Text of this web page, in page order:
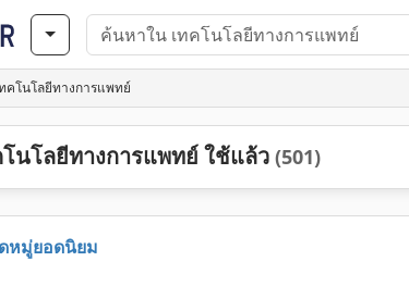
คโนโลยีทางการแพทย์
นโลยีทางการแพทย์ ใช้แล้ว (501)
หมู่ยอดนิยม